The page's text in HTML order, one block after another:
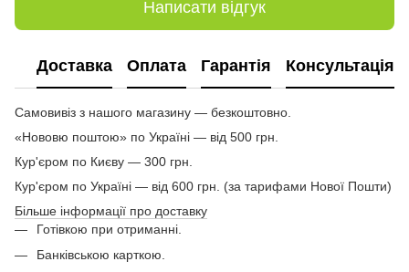
Написати відгук
Доставка Оплата Гарантія Консультація
Самовивіз з нашого магазину — безкоштовно.
«Нововю поштою» по Україні — від 500 грн.
Кур'єром по Києву — 300 грн.
Кур'єром по Україні — від 600 грн. (за тарифами Нової Пошти)
Більше інформації про доставку
Готівкою при отриманні.
Банківською карткою.